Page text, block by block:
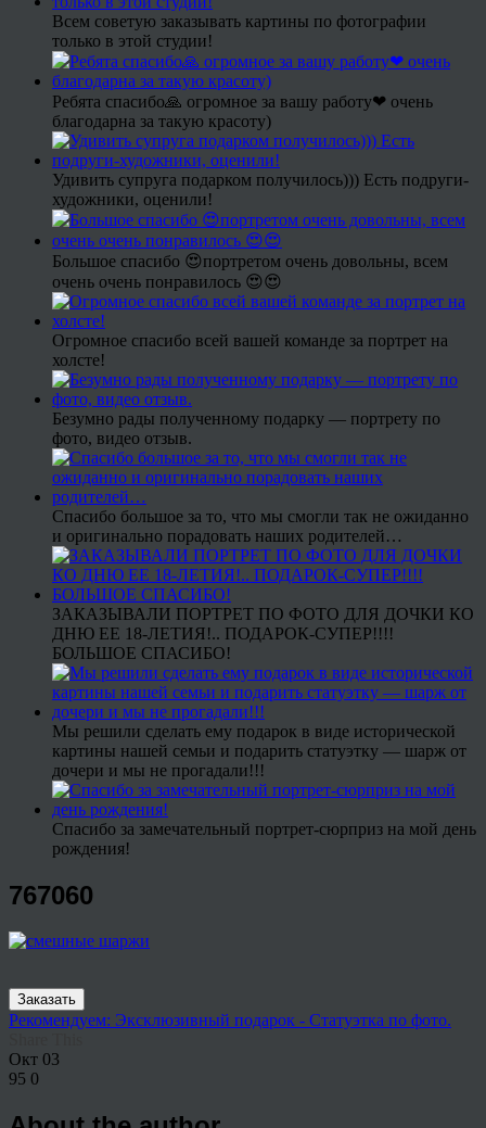
Всем советую заказывать картины по фотографии
только в этой студии!
Ребята спасибо🙏 огромное за вашу работу❤ очень
благодарна за такую красоту)
Удивить супруга подарком получилось))) Есть подруги-
художники, оценили!
Большое спасибо 😍портретом очень довольны, всем
очень очень понравилось 😍😍
Огромное спасибо всей вашей команде за портрет на
холсте!
Безумно рады полученному подарку — портрету по
фото, видео отзыв.
Спасибо большое за то, что мы смогли так не ожиданно
и оригинально порадовать наших родителей…
ЗАКАЗЫВАЛИ ПОРТРЕТ ПО ФОТО ДЛЯ ДОЧКИ КО
ДНЮ ЕЕ 18-ЛЕТИЯ!.. ПОДАРОК-СУПЕР!!!!
БОЛЬШОЕ СПАСИБО!
Мы решили сделать ему подарок в виде исторической
картины нашей семьи и подарить статуэтку — шарж от
дочери и мы не прогадали!!!
Спасибо за замечательный портрет-сюрприз на мой день
рождения!
767060
Заказать
Рекомендуем: Эксклюзивный подарок - Статуэтка по фото.
Окт 03
95 0